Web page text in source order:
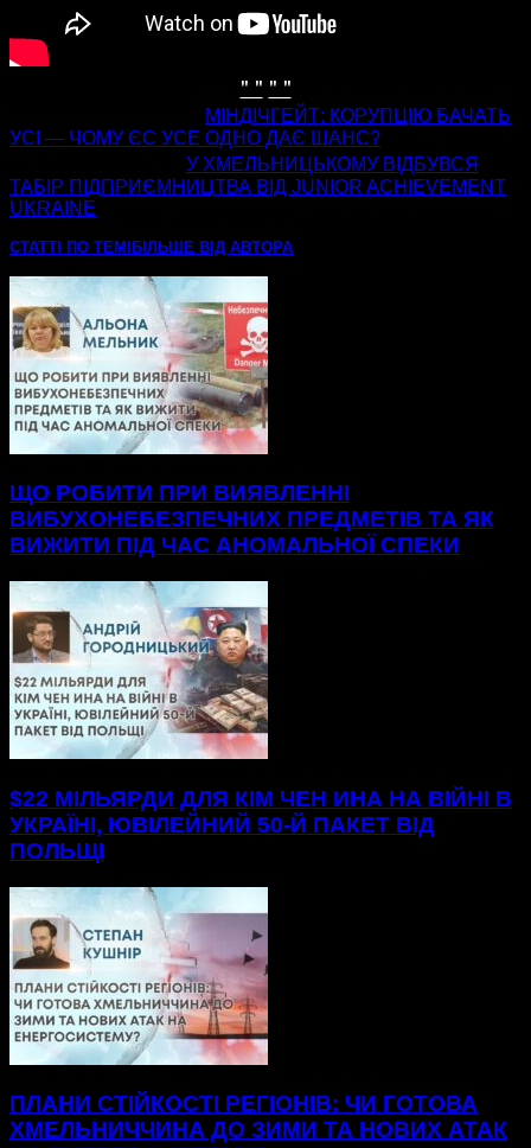
" " " "
МІНДІЧГЕЙТ: КОРУПЦІЮ БАЧАТЬ
УСІ — ЧОМУ ЄС УСЕ ОДНО ДАЄ ШАНС?
У ХМЕЛЬНИЦЬКОМУ ВІДБУВСЯ
ТАБІР ПІДПРИЄМНИЦТВА ВІД JUNIOR ACHIEVEMENT
UKRAINE
СТАТТІ ПО ТЕМІ БІЛЬШЕ ВІД АВТОРА
ЩО РОБИТИ ПРИ ВИЯВЛЕННІ
ВИБУХОНЕБЕЗПЕЧНИХ ПРЕДМЕТІВ ТА ЯК
ВИЖИТИ ПІД ЧАС АНОМАЛЬНОЇ СПЕКИ
$22 МІЛЬЯРДИ ДЛЯ КІМ ЧЕН ИНА НА ВІЙНІ В
УКРАЇНІ, ЮВІЛЕЙНИЙ 50-Й ПАКЕТ ВІД
ПОЛЬЩІ
ПЛАНИ СТІЙКОСТІ РЕГІОНІВ: ЧИ ГОТОВА
ХМЕЛЬНИЧЧИНА ДО ЗИМИ ТА НОВИХ АТАК